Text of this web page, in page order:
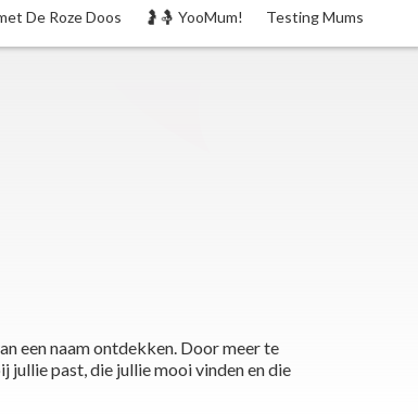
De Roze Doos 🤰🤱 YooMum! Testing Mums
een naam ontdekken. Door meer te
jullie past, die jullie mooi vinden en die